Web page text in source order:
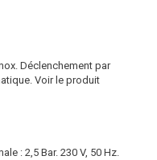
Déclenchement par
Voir le produit
: 2,5 Bar. 230 V, 50 Hz.